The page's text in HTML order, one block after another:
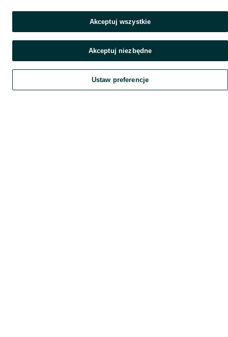
Home Favorite List it Chat My OLX
Szukaj Obserwujesz Dodaj Czat Konto
Akceptuj wszystkie
Akceptuj niezbędne
Ustaw preferencje